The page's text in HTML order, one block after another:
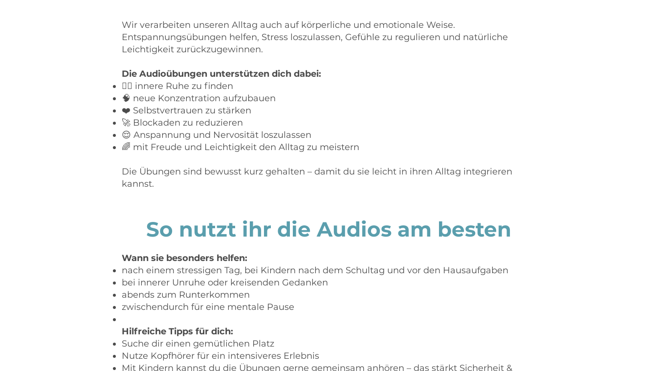
Wir verarbeiten unseren Alltag auch auf körperliche und emotionale Weise.
Entspannungsübungen helfen, Stress loszulassen, Gefühle zu regulieren und natürliche
Leichtigkeit zurückzugewinnen.
Die Audioübungen unterstützen dich dabei:
🧘‍♀️ innere Ruhe zu finden
🧠 neue Konzentration aufzubauen
❤️ Selbstvertrauen zu stärken
🚀 Blockaden zu reduzieren
😌 Anspannung und Nervosität loszulassen
🌈 mit Freude und Leichtigkeit den Alltag zu meistern
Die Übungen sind bewusst kurz gehalten – damit du sie leicht in ihren Alltag integrieren
kannst.
So nutzt ihr die Audios am besten
Wann sie besonders helfen:
nach einem stressigen Tag, bei Kindern nach dem Schultag und vor den Hausaufgaben
bei innerer Unruhe oder kreisenden Gedanken
abends zum Runterkommen
zwischendurch für eine mentale Pause
Hilfreiche Tipps für dich:
Suche dir einen gemütlichen Platz
Nutze Kopfhörer für ein intensiveres Erlebnis
Mit Kindern kannst du die Übungen gerne gemeinsam anhören – das stärkt Sicherheit &